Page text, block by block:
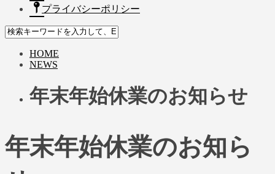
プライバシーポリシー
HOME
NEWS
年末年始休業のお知らせ
年末年始休業のお知ら